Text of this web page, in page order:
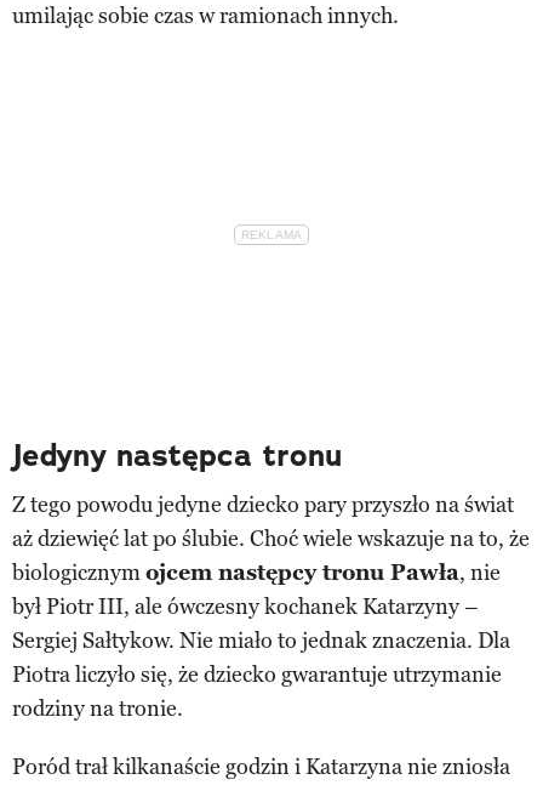
umilając sobie czas w ramionach innych.
Jedyny następca tronu
Z tego powodu jedyne dziecko pary przyszło na świat
aż dziewięć lat po ślubie. Choć wiele wskazuje na to, że
biologicznymojcem następcy tronu Pawła, nie
był Piotr III, ale ówczesny kochanek Katarzyny –
Sergiej Sałtykow. Nie miało to jednak znaczenia. Dla
Piotra liczyło się, że dziecko gwarantuje utrzymanie
rodziny na tronie.
Poród trał kilkanaście godzin i Katarzyna nie zniosła